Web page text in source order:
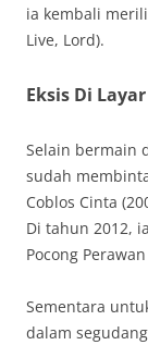
ia kembali
Live, Lord).
Eksis Di
Selain bermain
sudah
Coblos Cinta
Di tahun 2012,
Pocong
Sementara
dalam